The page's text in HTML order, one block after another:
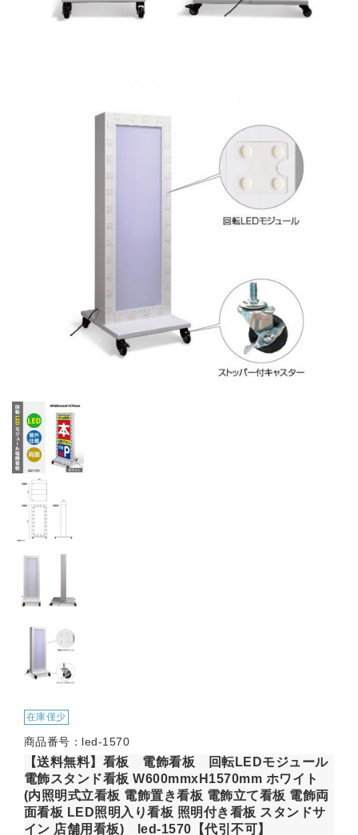
在庫僅少
商品番号：led-1570
【送料無料】看板 電飾看板 回転LEDモジュール
電飾スタンド看板 W600mmxH1570mm ホワイト
(内照明式立看板 電飾置き看板 電飾立て看板 電飾両
面看板 LED照明入り看板 照明付き看板 スタンドサ
イン 店舗用看板) led-1570【代引不可】